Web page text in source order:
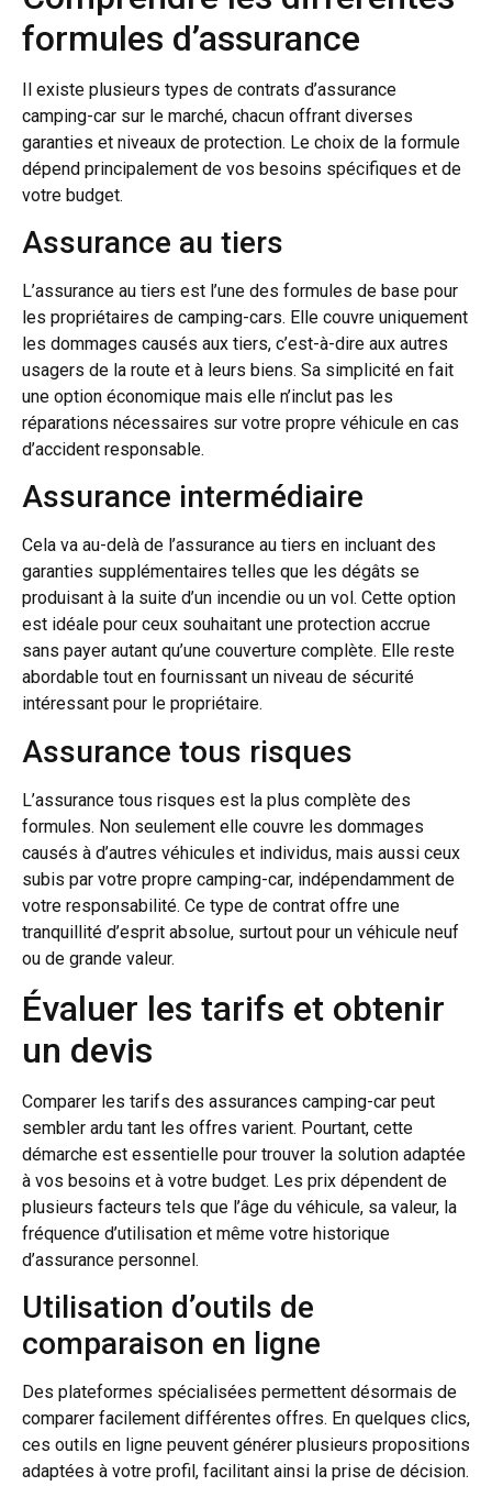
formules d’assurance
Il existe plusieurs types de contrats d’assurance
camping-car sur le marché, chacun offrant diverses
garanties et niveaux de protection. Le choix de la formule
dépend principalement de vos besoins spécifiques et de
votre budget.
Assurance au tiers
L’assurance au tiers est l’une des formules de base pour
les propriétaires de camping-cars. Elle couvre uniquement
les dommages causés aux tiers, c’est-à-dire aux autres
usagers de la route et à leurs biens. Sa simplicité en fait
une option économique mais elle n’inclut pas les
réparations nécessaires sur votre propre véhicule en cas
d’accident responsable.
Assurance intermédiaire
Cela va au-delà de l’assurance au tiers en incluant des
garanties supplémentaires telles que les dégâts se
produisant à la suite d’un incendie ou un vol. Cette option
est idéale pour ceux souhaitant une protection accrue
sans payer autant qu’une couverture complète. Elle reste
abordable tout en fournissant un niveau de sécurité
intéressant pour le propriétaire.
Assurance tous risques
L’assurance tous risques est la plus complète des
formules. Non seulement elle couvre les dommages
causés à d’autres véhicules et individus, mais aussi ceux
subis par votre propre camping-car, indépendamment de
votre responsabilité. Ce type de contrat offre une
tranquillité d’esprit absolue, surtout pour un véhicule neuf
ou de grande valeur.
Évaluer les tarifs et obtenir
un devis
Comparer les tarifs des assurances camping-car peut
sembler ardu tant les offres varient. Pourtant, cette
démarche est essentielle pour trouver la solution adaptée
à vos besoins et à votre budget. Les prix dépendent de
plusieurs facteurs tels que l’âge du véhicule, sa valeur, la
fréquence d’utilisation et même votre historique
d’assurance personnel.
Utilisation d’outils de
comparaison en ligne
Des plateformes spécialisées permettent désormais de
comparer facilement différentes offres. En quelques clics,
ces outils en ligne peuvent générer plusieurs propositions
adaptées à votre profil, facilitant ainsi la prise de décision.